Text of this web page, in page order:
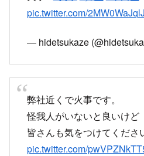
pic.twitter.com/2MW0WaJqlJ
— hidetsukaze
弊社近くで火事です。
怪我人がいないと良いけど
皆さんも気をつけてくださ
pic.twitter.com/